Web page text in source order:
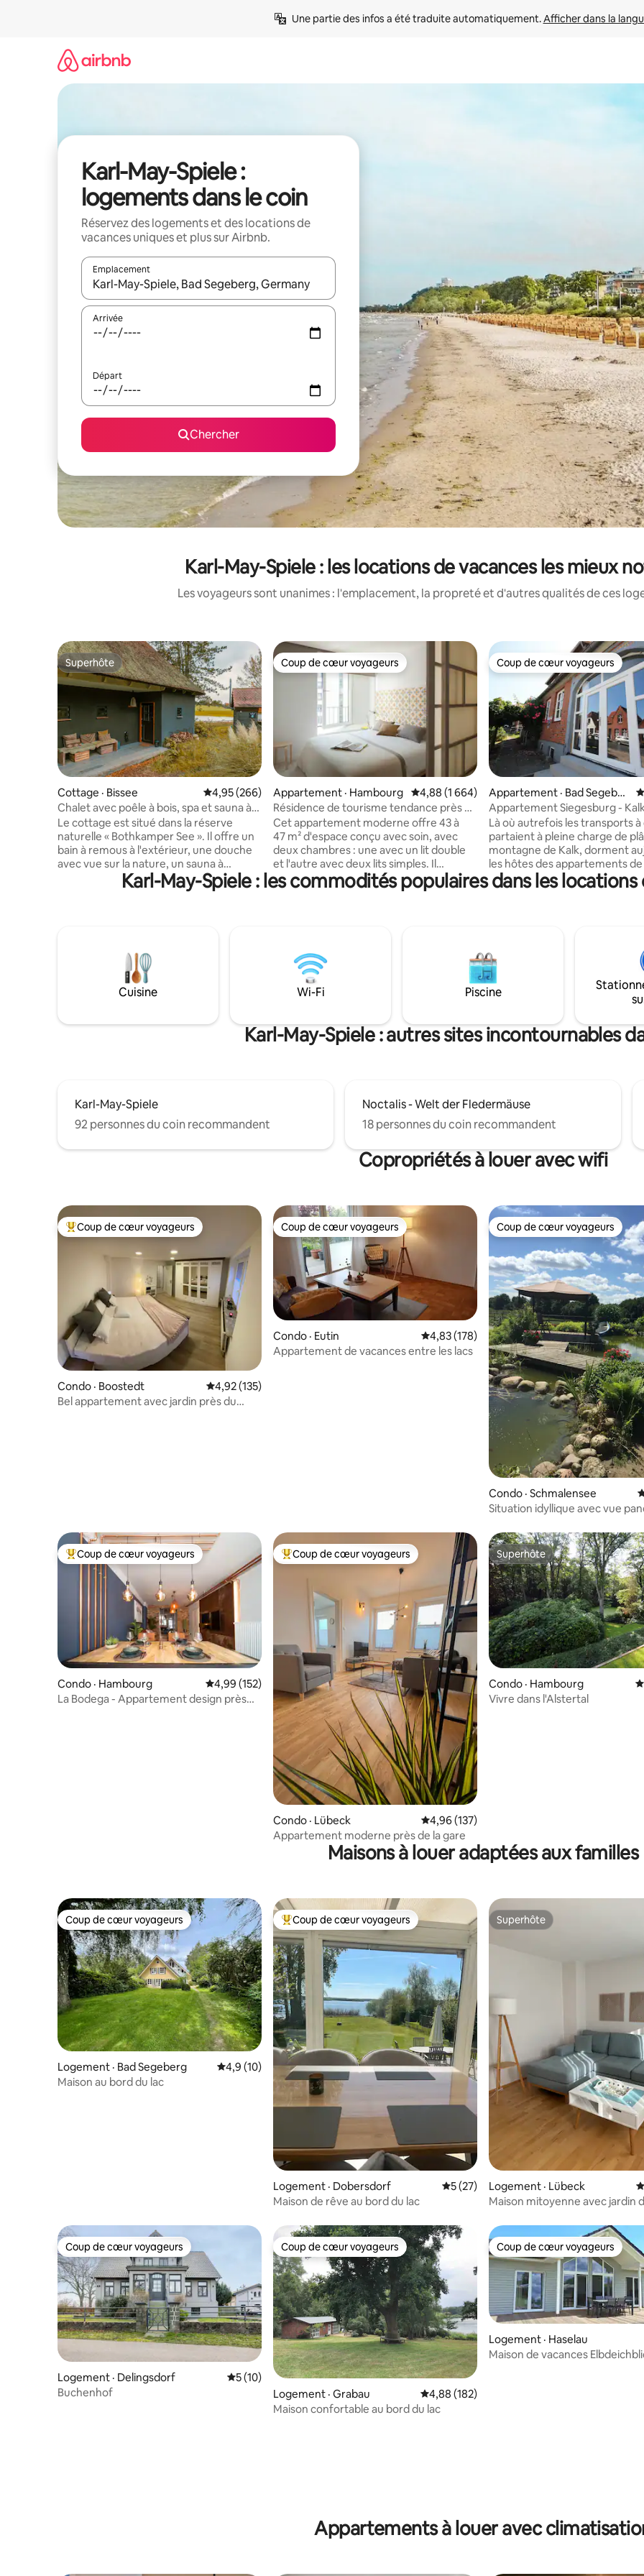
Une partie des infos a été traduite automatiquement. Afficher dans la
Karl-May-Spiele :
logements dans le coin
Réservez des logements et des locations de
vacances uniques et plus sur Airbnb.
Emplacement
Quand les résultats sont affichés, parcourez-les en utilisant les flèches vers le haut et vers le bas, ou en appuyant
Arrivée
Départ
Chercher
Karl-May-Spiele : les locations de vacances les mieux
Les voyageurs sont unanimes : l'emplacement, la propreté et d'autres qualités de ces
Superhôte
Superhôte
Cottage · Bissee Note moyenne de 4,95 sur 5, 266 commentaires
4,95 (266)
Chalet avec poêle à bois, spa et sauna à
vapeur
Le cottage est situé dans la réserve
naturelle « Bothkamper See ». Il offre un
bain à remous à l'extérieur, une douche
avec vue sur la nature, un sauna à
vapeur, un poêle à bois, une terrasse, un
canapé XXL et un lit super king-size, une
barbecue, des vélos, un bureau à
domicile, 2 x spa, un cinéma privé, une
balançoire géante, un foyer, un lieu de
baignade, un broyeur à bois et bien plus
avec une cuisine régionale et le petit
Coup de cœur voyageurs
Coup de cœur voyageurs
Appartement · Hambourg Note moyenne de 4,88 sur 5, 1 664
4,88 (1 664)
Résidence de tourisme tendance près de
la gare centrale
Cet appartement moderne offre 43 à
47 m² d'espace conçu avec soin, avec
deux chambres : une avec un lit double
et l'autre avec deux lits simples. Il
comprend également une salle de bains,
un salon et un coin repas confortables,
ou plus, le ménage hebdomadaire est
inclus. Vous pouvez également réserver
un service de ménage supplémentaire,
moyennant des frais supplémentaires.
Coup de cœur voyageurs
Coup de cœur voyageurs
Appartement · Bad Segeber
g
Appartement Siegesburg -
Appartements de vacances
Là où autrefois les transports à
partaient à pleine charge de
montagne de Kalk, dorment
les hôtes des appartements de
de Kalkberg. Idéalement situé
sommet de la montagne de
L'appartement Siegesburg
terrasse séparée. Le wifi est
gratuitement. Netflix est
gratuitement.
automatiquement par code
Karl-May-Spiele : les commodités populaires dans les
Cuisine Wi-Fi Piscine
Karl-May-Spiele : autres sites incontournables
Karl-May-Spiele
92 personnes du coin recommandent
Noctalis - Welt der Fledermäuse
18 personnes du coin recommandent
Copropriétés à louer avec wifi
Coup de cœur voyageurs parmi les plus aimés
Coup de cœur voyageurs
Condo · Boostedt Note moyenne de 4,92 sur 5, 135 commentaires
4,92 (135)
Bel appartement avec jardin près du
Coup de cœur voyageurs
Coup de cœur voyageurs
Condo · Eutin Note moyenne de 4,83 sur 5, 178
4,83 (178)
Appartement de vacances entre les lacs
Coup de cœur voyageurs
Coup de cœur voyageurs
Condo · Schmalensee
Situation idyllique avec vue
Coup de cœur voyageurs parmi les plus aimés
Coup de cœur voyageurs
Condo · Hambourg Note moyenne de 4,99 sur 5, 152 commentaires
4,99 (152)
La Bodega - Appartement design près
Coup de cœur voyageurs parmi les plus aimés
Coup de cœur voyageurs
Condo · Lübeck Note moyenne de 4,96 sur 5, 137
4,96 (137)
Appartement moderne près de la gare
Superhôte
Superhôte
Condo · Hambourg
Vivre dans l'Alstertal
Maisons à louer adaptées aux familles
Coup de cœur voyageurs
Coup de cœur voyageurs
Logement · Bad Segeberg Note moyenne de 4,9 sur 5, 10 commentaires
4,9 (10)
Maison au bord du lac
Coup de cœur voyageurs parmi les plus aimés
Coup de cœur voyageurs
Logement · Dobersdorf Note moyenne de 5 sur 5, 27
5 (27)
Maison de rêve au bord du lac
Superhôte
Superhôte
Logement · Lübeck
Maison mitoyenne avec jardin
Coup de cœur voyageurs
Coup de cœur voyageurs
Logement · Delingsdorf Note moyenne de 5 sur 5, 10 commentaires
5 (10)
Buchenhof
Coup de cœur voyageurs
Coup de cœur voyageurs
Logement · Grabau Note moyenne de 4,88 sur 5, 182
4,88 (182)
Maison confortable au bord du lac
Coup de cœur voyageurs
Coup de cœur voyageurs
Logement · Haselau
Maison de vacances
Appartements à louer avec